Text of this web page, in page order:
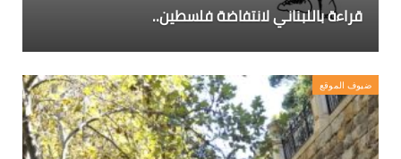
قراءة باللبناني لانتفاضة فلسطين..
ضيوف الموقع